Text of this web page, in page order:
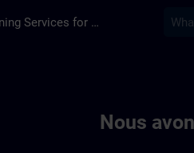
Training Services for Digital Industries
Nous